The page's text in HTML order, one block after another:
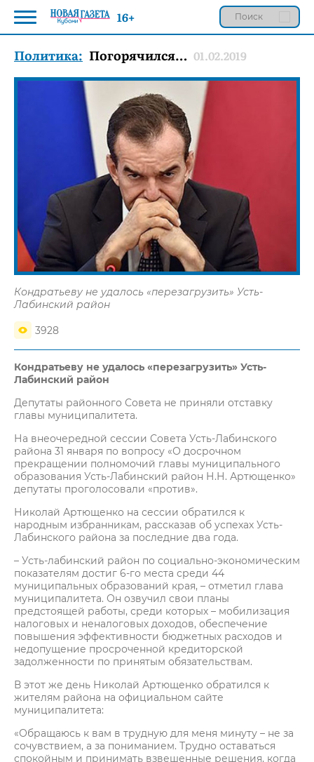
Политика: Погорячился… 01.02.2019
Кондратьеву не удалось «перезагрузить» Усть-
Лабинский район
3928
Кондратьеву не удалось «перезагрузить» Усть-
Лабинский район
Депутаты районного Совета не приняли отставку
главы муниципалитета.
На внеочередной сессии Совета Усть-Лабинского
района 31 января по вопросу «О досрочном
прекращении полномочий главы муниципального
образования Усть-Лабинский район Н.Н. Артющенко»
депутаты проголосовали «против».
Николай Артющенко на сессии обратился к
народным избранникам, рассказав об успехах Усть-
Лабинского района за последние два года.
– Усть-лабинский район по социально-экономическим
показателям достиг 6-го места среди 44
муниципальных образований края, – отметил глава
муниципалитета. Он озвучил свои планы
предстоящей работы, среди которых – мобилизация
налоговых и неналоговых доходов, обеспечение
повышения эффективности бюджетных расходов и
недопущение просроченной кредиторской
задолженности по принятым обязательствам.
В этот же день Николай Артющенко обратился к
жителям района на официальном сайте
муниципалитета:
«Обращаюсь к вам в трудную для меня минуту – не за
сочувствием, а за пониманием. Трудно оставаться
спокойным и принимать взвешенные решения, когда
16+